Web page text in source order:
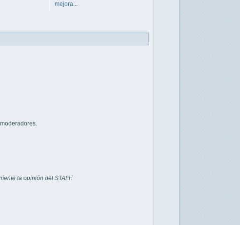
mejora...
la opinión del STAFF.